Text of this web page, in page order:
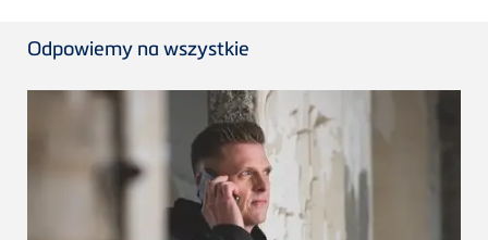
Odpowiemy na wszystkie